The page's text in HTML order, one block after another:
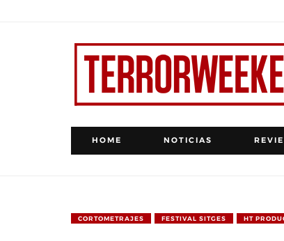
HOME NOTICIAS
CORTOMETRAJES FESTIVAL SITGES HT